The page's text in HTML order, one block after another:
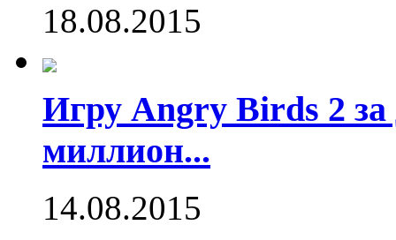
18.08.2015
Игру Angry Birds 2 за
миллион...
14.08.2015